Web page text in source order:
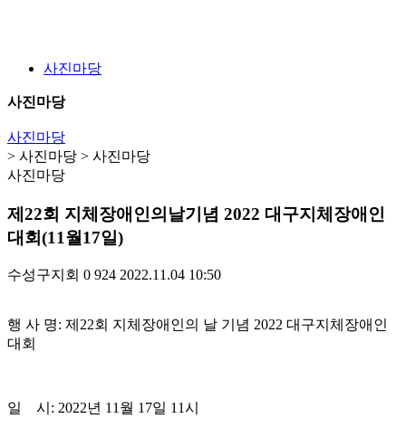
사진마당
사진마당
사진마당
> 사진마당 > 사진마당
사진마당
제22회 지체장애인의날기념 2022 대구지체장애인
대회(11월17일)
수성구지회 0 924 2022.11.04 10:50
행 사 명: 제22회 지체장애인의 날 기념 2022 대구지체장애인
대회
일 시: 2022년 11월 17일 11시